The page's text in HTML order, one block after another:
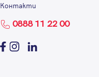
Контакти
0888 11 22 00